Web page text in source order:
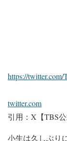
https://twitter.com/
twitter.com
引用：X【TBS
小生は久しぶり